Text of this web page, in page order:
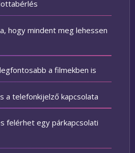
hogy mindent meg lehessen
a filmekben is
a telefonkijelző kapcsolata
felérhet egy párkapcsolati